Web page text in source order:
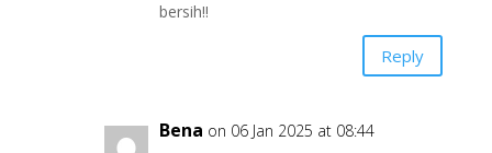
bersih!!
Reply
Bena on 06 Jan 2025 at 08:44